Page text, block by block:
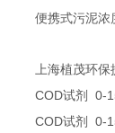
便携式污泥浓
上海植茂环保
COD试剂
0-
COD试剂 0-